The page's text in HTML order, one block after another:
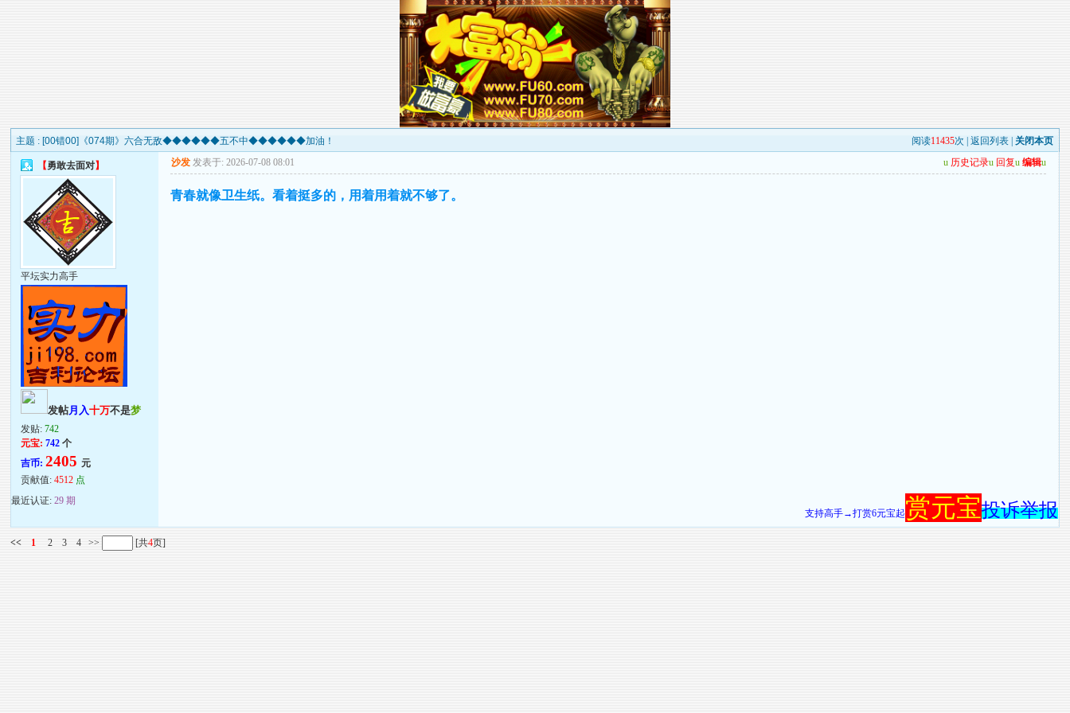
主题 : [00错00]《074期》六合无敌◆◆◆◆◆◆五不中◆◆◆◆◆◆加油！ 阅读11435次 |返回列表 关闭本页
【勇敢去面对】
平坛实力高手
发帖月入十万不是梦
发贴:742
元宝: 742个
吉币:2405元
贡献值:4512 点
最近认证:29 期
沙发 发表于: 2026-07-08 08:01 u 历史记录u 回复u 编辑u
青春就像卫生纸。看着挺多的，用着用着就不够了。
支持高手→打赏6元宝起赏元宝投诉举报
<< 1 2 3 4 >> [共4页]